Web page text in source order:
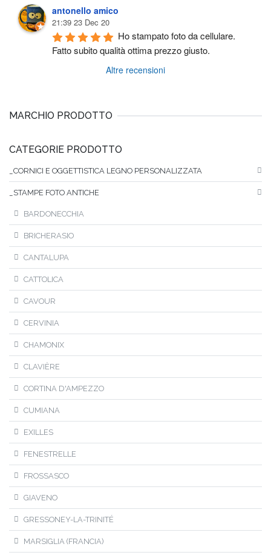
antonello amico
21:39 23 Dec 20
Ho stampato foto da cellulare.
Fatto subito qualità ottima prezzo giusto.
Altre recensioni
MARCHIO PRODOTTO
CATEGORIE PRODOTTO
_CORNICI E OGGETTISTICA LEGNO PERSONALIZZATA
_STAMPE FOTO ANTICHE
BARDONECCHIA
BRICHERASIO
CANTALUPA
CATTOLICA
CAVOUR
CERVINIA
CHAMONIX
CLAVIÈRE
CORTINA D'AMPEZZO
CUMIANA
EXILLES
FENESTRELLE
FROSSASCO
GIAVENO
GRESSONEY-LA-TRINITÉ
MARSIGLIA (FRANCIA)